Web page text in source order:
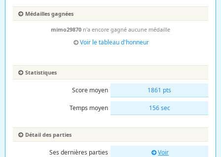
Médailles gagnées
mimo29870 n'a encore gagné aucune médaille
Voir le tableau d'honneur
Statistiques
Score moyen 1861 pts
Temps moyen 156 sec
Détail des parties
Ses dernières parties Voir